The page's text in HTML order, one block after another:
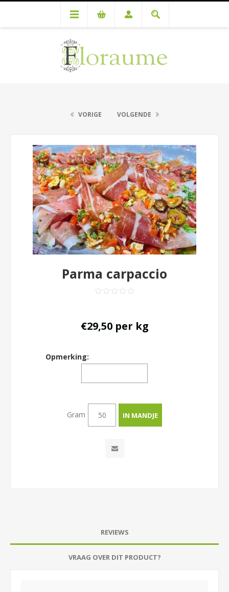
VORIGE VOLGENDE
Parma carpaccio
€29,50 per kg
Opmerking:
Gram
REVIEWS
VRAAG OVER DIT PRODUCT?